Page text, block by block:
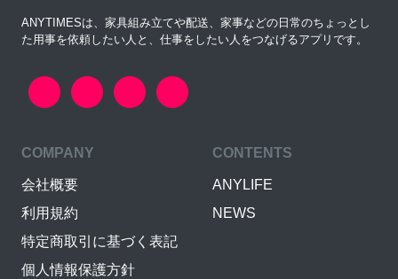
ANYTIMESは、家具組み立てや配送、家事などの日常のちょっとし
た用事を依頼したい人と、仕事をしたい人をつなげるアプリです。
COMPANY
会社概要
利用規約
特定商取引に基づく表記
個人情報保護方針
CONTENTS
ANYLIFE
NEWS